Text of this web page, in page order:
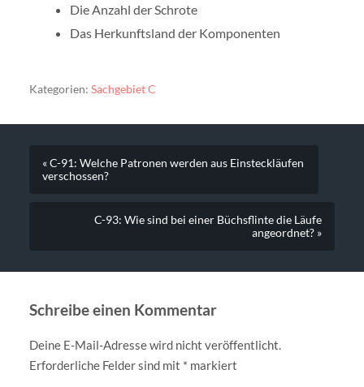
Die Anzahl der Schrote
Das Herkunftsland der Komponenten
Kategorien: Sachgebiet C
« C-91: Welche Patronen werden aus Einsteckläufen
verschossen?
C-93: Wie sind bei einer Büchsflinte die Läufe
angeordnet? »
Schreibe einen Kommentar
Deine E-Mail-Adresse wird nicht veröffentlicht.
Erforderliche Felder sind mit * markiert